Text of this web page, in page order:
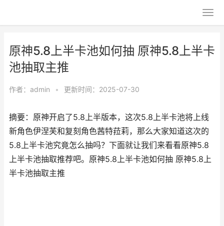
原神5.8上半卡池如何抽 原神5.8上半卡
池抽取主推
作者： admin • 更新时间：2025-07-30
摘要：原神开启了5.8上半版本，这次5.8上半卡池将上线
新角色伊涅芙和复刻角色茜特菈莉，那么大家知道这次的
5.8上半卡池究竟怎么抽吗？下面就让我们来看看原神5.8
上半卡池抽取推荐吧。原神5.8上半卡池如何抽 原神5.8上
半卡池抽取主推